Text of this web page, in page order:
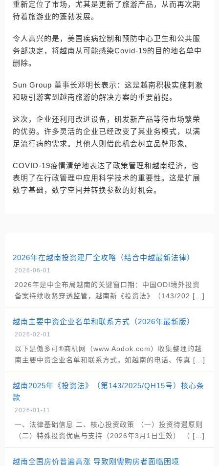
重新定位了市场，尤其是更新了旅游产品，从而再次期
待着旅游业的蓬勃发展。
令人高兴的是，美国疾病控制和预防中心卫生和公共服
务部决定，将越南从可能感染Covid-19的目的地名单中
删除。
Sun Group 董事长邓明长表示：这是越南积极实施刺激
和吸引游客到越南旅游的解决方案的重要前提。
这次，企业还利用改进设备，研发新产品等待市场繁荣
的优势。许多灵活的企业已经改变了其业务模式，以满
足流行病的需求。其他人则借此机会树立品牌形象。
COVID-19疫情清楚地表达了政策管理和越南经济，也
表明了在行政管理中应用科学技术的重要性。这是扩展
数字基础，数字空间并转换参数的好机会。
2026年在越南投资建厂全攻略（结合中越最新法律）
2026-06-01
2026年是中企布局越南的关键窗口期：中国ODI境外投资
备案持续收紧穿透监管，越南新《投资法》（143/202 […]
越南主要中资企业名单和联系方式（2026年最新版）
2026-02-01
以下是傲多可®商机网（www.Aodok.com）收集整理的越
南主要中资企业名单和联系方式。如越南的电话、传真 […]
越南2025年《投资法》（第143/2025/QH15号）核心条
款
2026-01-11
一、法律基础信息 二、核心投资政策 （一）投资待遇原则
（二）特殊投资优惠与支持（2026年3月1日生效） （ […]
越南全国房价普遍高涨 导致刚需购房者面临困境